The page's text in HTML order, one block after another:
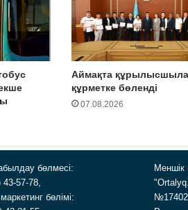
Аймақта
құрметке бөленді
07.08.2026
бөлмесі:
43-57-78,
бөлімі: